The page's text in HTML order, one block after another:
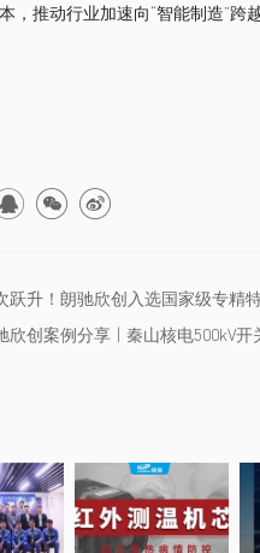
，推动行业加速向“智能制造”跨越
 
创案例分享 | 秦山核电500kV开